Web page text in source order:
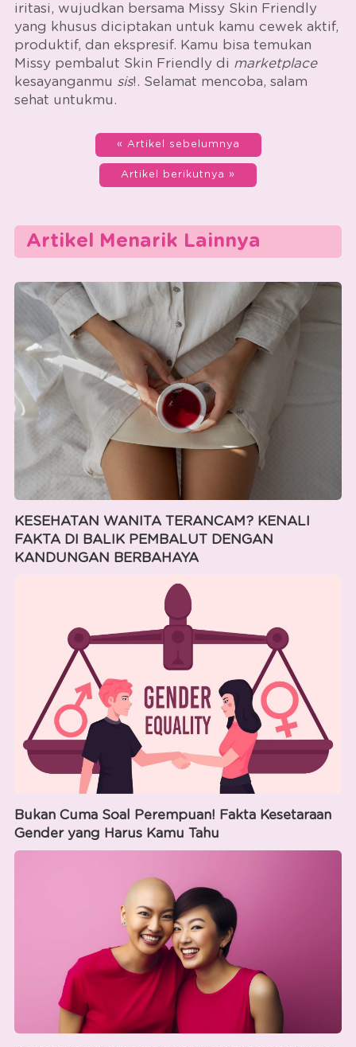
iritasi, wujudkan bersama Missy Skin Friendly
yang khusus diciptakan untuk kamu cewek aktif,
produktif, dan ekspresif. Kamu bisa temukan
Missy pembalut Skin Friendly di marketplace
kesayanganmu sis!. Selamat mencoba, salam
sehat untukmu.
« Artikel sebelumnya
Artikel berikutnya »
Artikel Menarik Lainnya
KESEHATAN WANITA TERANCAM? KENALI
FAKTA DI BALIK PEMBALUT DENGAN
KANDUNGAN BERBAHAYA
Bukan Cuma Soal Perempuan! Fakta Kesetaraan
Gender yang Harus Kamu Tahu